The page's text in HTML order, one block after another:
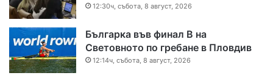
12:30ч, събота, 8 август, 2026
Българка във финал B на
Световното по гребане в Пловдив
12:14ч, събота, 8 август, 2026